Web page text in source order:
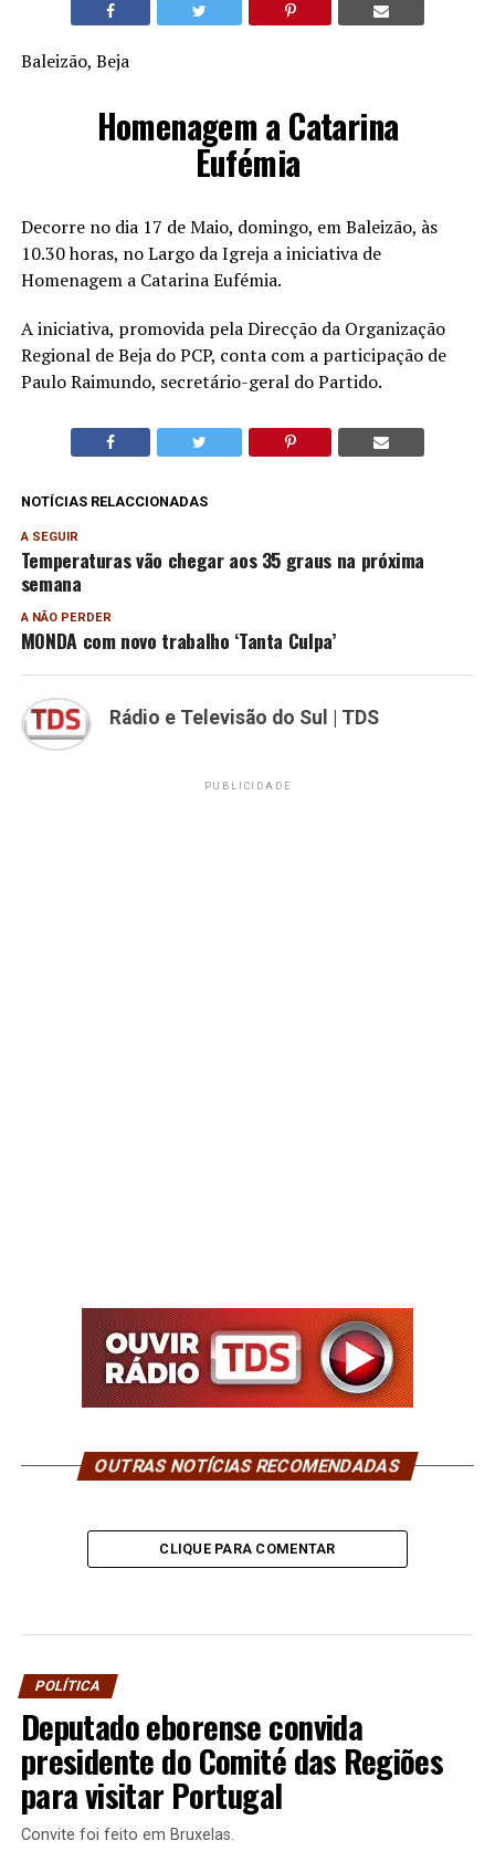
Baleizão, Beja
Homenagem a Catarina
Eufémia
Decorre no dia 17 de Maio, domingo, em Baleizão, às
10.30 horas, no Largo da Igreja a iniciativa de
Homenagem a Catarina Eufémia.
A iniciativa, promovida pela Direcção da Organização
Regional de Beja do PCP, conta com a participação de
Paulo Raimundo, secretário-geral do Partido.
NOTÍCIAS RELACCIONADAS
A SEGUIR
Temperaturas vão chegar aos 35 graus na próxima
semana
A NÃO PERDER
MONDA com novo trabalho ‘Tanta Culpa’
Rádio e Televisão do Sul | TDS
PUBLICIDADE
OUTRAS NOTÍCIAS RECOMENDADAS
CLIQUE PARA COMENTAR
POLÍTICA
Deputado eborense convida
presidente do Comité das Regiões
para visitar Portugal
Convite foi feito em Bruxelas.